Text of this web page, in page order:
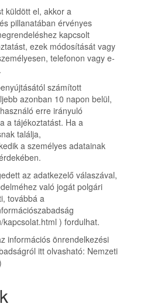
küldött el, akkor a
pillanatában érvényes
kapcsolt
ezek módosítását vagy
telefonon vagy e-
számított
azonban 10 napon belül,
erre irányuló
a tájékoztatást. Ha a
találja,
a személyes adatainak
az adatkezelő válaszával,
való jogát polgári
továbbá a
) fordulhat.
információs önrendelkezési
itt olvasható: Nemzeti